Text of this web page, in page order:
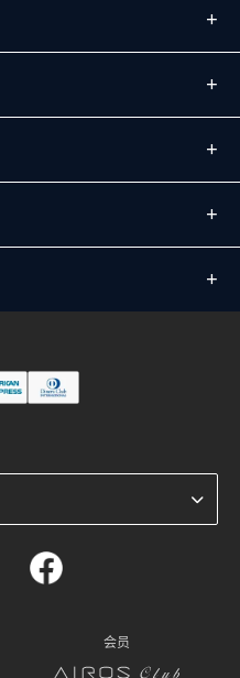
会员